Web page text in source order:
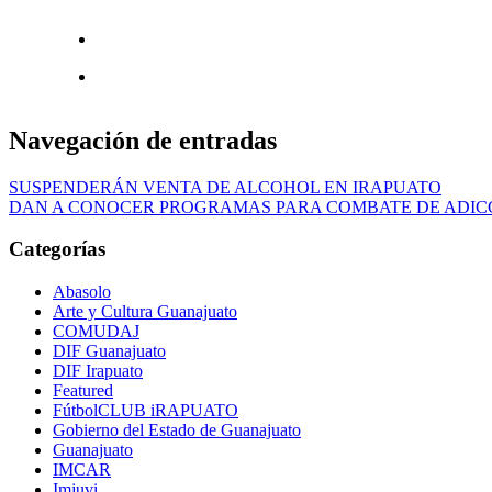
Navegación de entradas
SUSPENDERÁN VENTA DE ALCOHOL EN IRAPUATO
DAN A CONOCER PROGRAMAS PARA COMBATE DE
Categorías
Abasolo
Arte y Cultura Guanajuato
COMUDAJ
DIF Guanajuato
DIF Irapuato
Featured
FútbolCLUB iRAPUATO
Gobierno del Estado de Guanajuato
Guanajuato
IMCAR